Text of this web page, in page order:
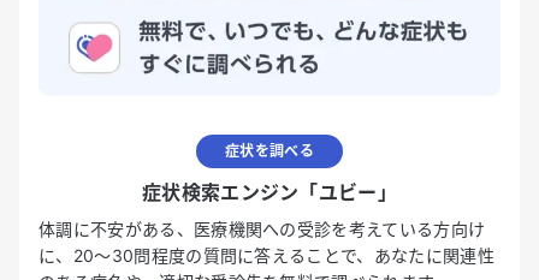
症状を調べる
症状検索エンジン「ユビー」
体調に不安がある、医療機関への受診を考えている方向け
に、20〜30問程度の質問に答えることで、あなたに関連性